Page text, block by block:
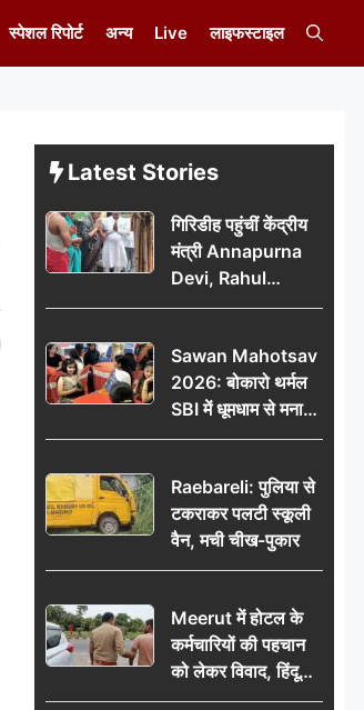
स्पेशल रिपोर्ट अन्य Live लाइफस्टाइल
Latest Stories
गिरिडीह पहुंचीं केंद्रीय
मंत्री Annapurna
Devi, Rahul
Gandhi पर साधा
आंदोलन को लेकर
सरकार पर हमला
Sawan Mahotsav
2026: बोकारो थर्मल
SBI में धूमधाम से मना
सावन महोत्सव
Raebareli: पुलिया से
टकराकर पलटी स्कूली
वैन, मची चीख-पुकार
Meerut में होटल के
कर्मचारियों की पहचान
को लेकर विवाद, हिंदू
सुरक्षा संगठन ने उठाए